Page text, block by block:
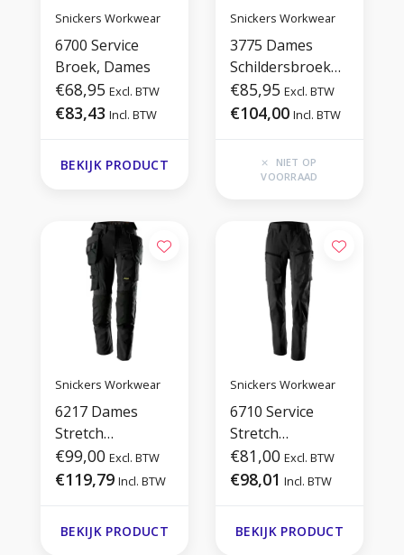
Snickers Workwear
6700 Service
Broek, Dames
€68,95 Excl. BTW
€83,43 Incl. BTW
BEKIJK PRODUCT
Snickers Workwear
3775 Dames
Schildersbroek
met
holsterzakken
€85,95 Excl. BTW
€104,00 Incl. BTW
NIET OP
VOORRAAD
Snickers Workwear
6217 Dames
Stretch
Werkbroek
€99,00 Excl. BTW
€119,79 Incl. BTW
BEKIJK PRODUCT
Snickers Workwear
6710 Service
Stretch
Dameswerkbroe
k
€81,00 Excl. BTW
€98,01 Incl. BTW
BEKIJK PRODUCT